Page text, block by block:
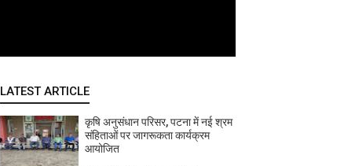
LATEST ARTICLE
कृषि अनुसंधान परिसर, पटना में नई श्रम
संहिताओं पर जागरूकता कार्यक्रम
आयोजित